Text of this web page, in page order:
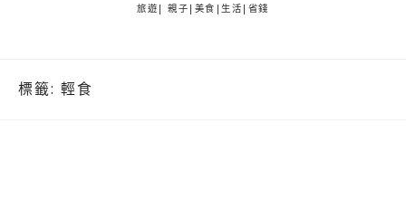
旅遊| 親子|美食|生活|省錢
標籤: 輕食